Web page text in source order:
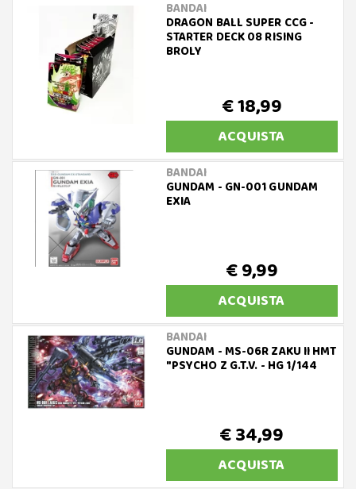
BANDAI
DRAGON BALL SUPER CCG -
STARTER DECK 08 RISING
BROLY
€ 18,99
ACQUISTA
BANDAI
GUNDAM - GN-001 GUNDAM
EXIA
€ 9,99
ACQUISTA
BANDAI
GUNDAM - MS-06R ZAKU II HMT
"PSYCHO Z G.T.V. - HG 1/144
€ 34,99
ACQUISTA